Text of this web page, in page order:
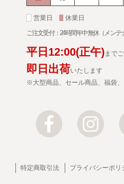
営業日
休業日
ご注文受付：24時間年中無休（メンテ
平日 12:00(正午)まで
即日出荷いたします
※大型商品、セール商品、福袋
特定商取引法 プライバシーポリ